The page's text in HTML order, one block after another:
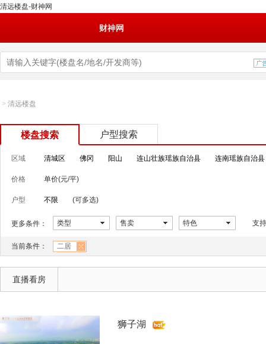
清远楼盘-财神网
财神网
> 清远楼盘
楼盘搜索 户型搜索
区域 清城区 佛冈 阳山 连山壮族瑶族自治县 连南瑶族自治县
价格 单价(元/平)
户型 不限 (可多选)
更多条件： 类型 售卖 特色 支
当前条件： 二居
直播看房
狮子湖